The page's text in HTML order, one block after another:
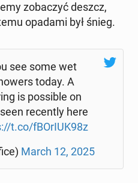
zo­ba­czyć deszcz,
opadami był śnieg.
see some wet
today. A
is po­ssi­ble on
re­cen­tly here
t.co/fBOrIUK98z
March 12, 2025